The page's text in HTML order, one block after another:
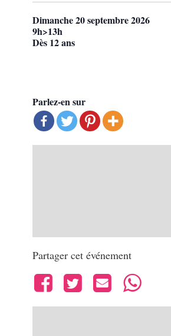
Dimanche 20 septembre 2026
9h>13h
Dès 12 ans
Parlez-en sur
Partager cet événement